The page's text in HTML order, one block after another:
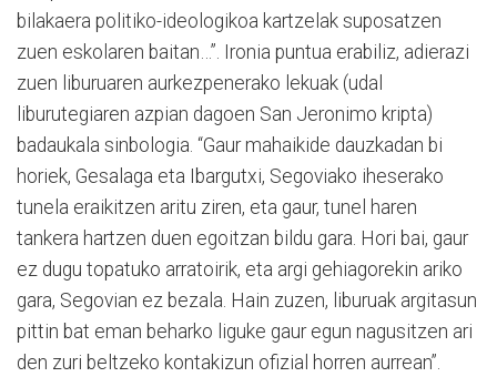
bilakaera politiko-ideologikoa kartzelak suposatzen
zuen eskolaren baitan…”. Ironia puntua erabiliz, adierazi
zuen liburuaren aurkezpenerako lekuak (udal
liburutegiaren azpian dagoen San Jeronimo kripta)
badaukala sinbologia. “Gaur mahaikide dauzkadan bi
horiek, Gesalaga eta Ibargutxi, Segoviako iheserako
tunela eraikitzen aritu ziren, eta gaur, tunel haren
tankera hartzen duen egoitzan bildu gara. Hori bai, gaur
ez dugu topatuko arratoirik, eta argi gehiagorekin ariko
gara, Segovian ez bezala. Hain zuzen, liburuak argitasun
pittin bat eman beharko liguke gaur egun nagusitzen ari
den zuri beltzeko kontakizun ofizial horren aurrean”.